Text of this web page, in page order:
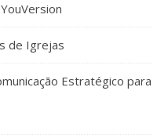
de Igrejas
Estratégico para